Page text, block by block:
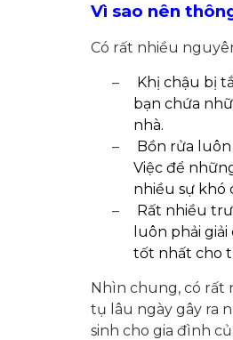
Vì sao nên
Có rất nhiều
–
Khị chậu bị
bạn chứa
nhà.
–
Bồn rửa
Việc để
nhiều sự khó
–
Rất nhiều
luôn phải
tốt nhất cho
Nhìn chung, có rất
tụ lâu ngày gây ra
sinh cho gia đình